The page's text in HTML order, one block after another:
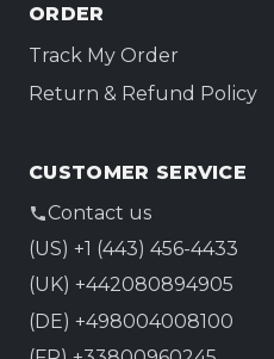
ORDER
Track My Order
Return & Refund Policy
CUSTOMER SERVICE
Contact us
(US) +1 (443) 456-4433
(UK) +442080894905
(DE) +498004008100